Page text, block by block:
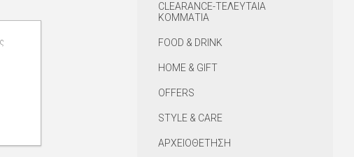
CLEARANCE-ΤΕΛΕΥΤΑΙΑ
ΚΟΜΜΑΤΙΑ
FOOD & DRINK
HOME & GIFT
OFFERS
STYLE & CARE
ΑΡΧΕΙΟΘΕΤΗΣΗ